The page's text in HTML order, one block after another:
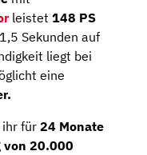
leistet 148 PS
Sekunden auf
liegt bei
eine
ihr für 24 Monate
von 20.000